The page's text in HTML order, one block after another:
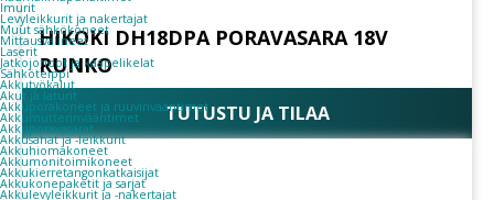
Imurit
Levyleikkurit ja nakertajat
Muut sähkökoneet
Mittausvälineet
Laserit
Jatkojohdot ja kaapelikelat
Sähköteippi
Akkutyökalut
Akut ja laturit
Akkuporakoneet ja ruuvinvääntimet
Akkumutterinvääntimet
Akkuporavasarat
Akkusahat ja -leikkurit
Akkuhiomakoneet
Akkumonitoimikoneet
Akkukierretangonkatkaisijat
Akkukonepaketit ja sarjat
Akkulevyleikkurit ja -nakertajat
HIKOKI DH18DPA PORAVASARA 18V
RUNKO
TUTUSTU JA TILAA